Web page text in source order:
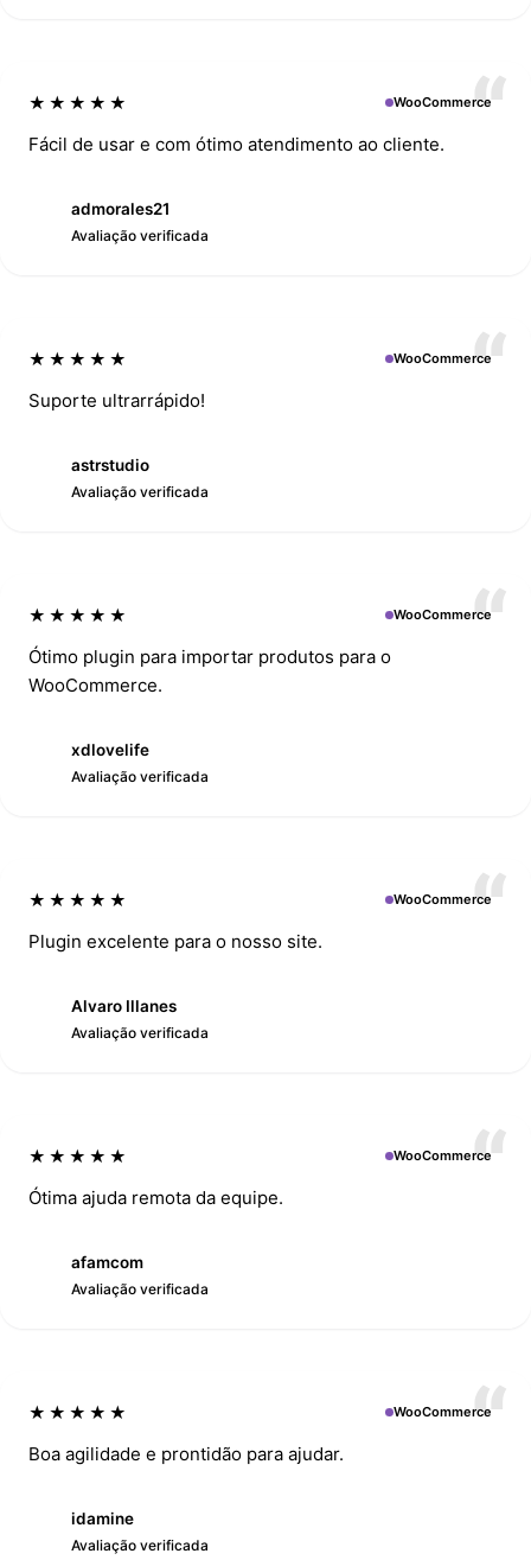
★★★★★ WooCommerce
Fácil de usar e com ótimo atendimento ao cliente.
admorales21
Avaliação verificada
★★★★★ WooCommerce
Suporte ultrarrápido!
astrstudio
Avaliação verificada
★★★★★ WooCommerce
Ótimo plugin para importar produtos para o
WooCommerce.
xdlovelife
Avaliação verificada
★★★★★ WooCommerce
Plugin excelente para o nosso site.
Alvaro Illanes
Avaliação verificada
★★★★★ WooCommerce
Ótima ajuda remota da equipe.
afamcom
Avaliação verificada
★★★★★ WooCommerce
Boa agilidade e prontidão para ajudar.
idamine
Avaliação verificada